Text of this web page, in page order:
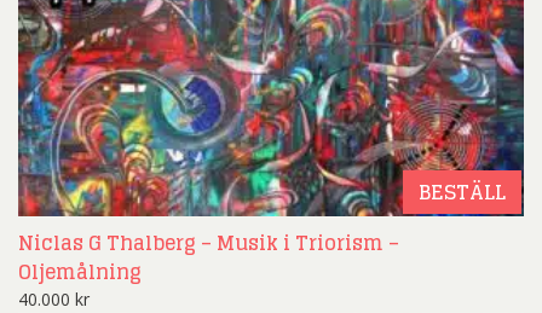
BESTÄLL
Niclas G Thalberg – Musik i Triorism –
Oljemålning
40.000 kr